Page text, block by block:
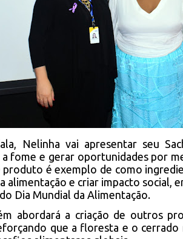
Nelinha vai apresentar seu
fome e gerar oportunidades por
produto é exemplo de como
alimentação e criar impacto social,
Dia Mundial da Alimentação.
abordará a criação de outros
que a floresta e o